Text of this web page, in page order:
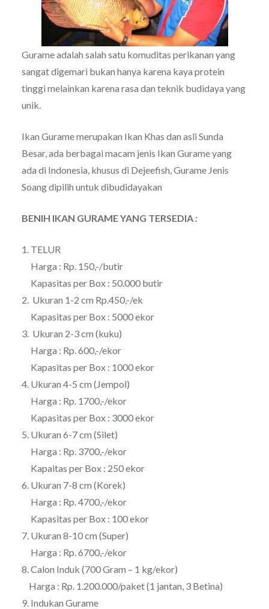
Gurame adalah salah satu komuditas perikanan yang
sangat digemari bukan hanya karena kaya protein
tinggi melainkan karena rasa dan teknik budidaya yang
unik.
Ikan Gurame merupakan Ikan Khas dan asli Sunda
Besar, ada berbagai macam jenis Ikan Gurame yang
ada di Indonesia, khusus di Dejeefish, Gurame Jenis
Soang dipilih untuk dibudidayakan
BENIH IKAN GURAMEYANG TERSEDIA:
1. TELUR
Harga : Rp. 150,-/butir
Kapasitas per Box : 50.000 butir
2. Ukuran 1-2 cm Rp.450,-/ek
Kapasitas per Box : 5000 ekor
3. Ukuran 2-3 cm (kuku)
Harga : Rp. 600,-/ekor
Kapasitas per Box : 1000 ekor
4. Ukuran 4-5 cm (Jempol)
Harga : Rp. 1700,-/ekor
Kapasitas per Box : 3000 ekor
5. Ukuran 6-7 cm (Silet)
Harga : Rp. 3700,-/ekor
Kapaitas per Box : 250 ekor
6. Ukuran 7-8 cm (Korek)
Harga : Rp. 4700,-/ekor
Kapasitas per Box : 100 ekor
7. Ukuran 8-10 cm (Super)
Harga : Rp. 6700,-/ekor
8. Calon Induk (700 Gram – 1 kg/ekor)
Harga : Rp. 1.200.000/paket (1 jantan, 3 Betina)
9. Indukan Gurame